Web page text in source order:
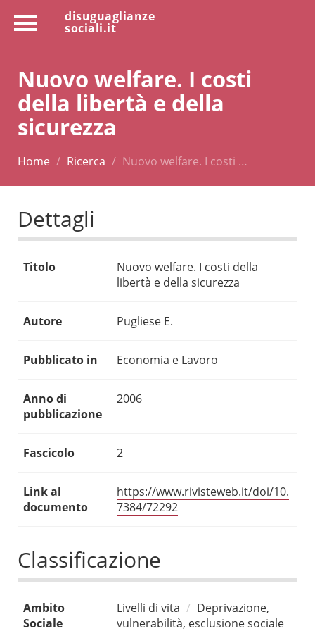
disuguaglianze
sociali.it
Nuovo welfare. I costi
della libertà e della
sicurezza
Home Ricerca Nuovo welfare. I costi …
Dettagli
Titolo
Nuovo welfare. I costi della
libertà e della sicurezza
Autore Pugliese E.
Pubblicato in Economia e Lavoro
Anno di
pubblicazione
2006
Fascicolo 2
Link al
documento
https://www.rivisteweb.it/doi/10.
7384/72292
Classificazione
Ambito
Sociale
Livelli di vita
Deprivazione,
vulnerabilità, esclusione sociale